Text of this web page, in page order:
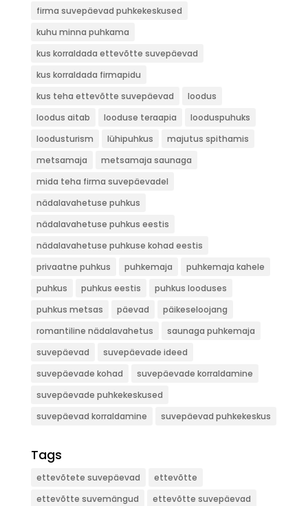
firma suvepäevad puhkekeskused
kuhu minna puhkama
kus korraldada ettevõtte suvepäevad
kus korraldada firmapidu
kus teha ettevõtte suvepäevad
loodus
loodus aitab
looduse teraapia
looduspuhuks
loodusturism
lühipuhkus
majutus spithamis
metsamaja
metsamaja saunaga
mida teha firma suvepäevadel
nädalavahetuse puhkus
nädalavahetuse puhkus eestis
nädalavahetuse puhkuse kohad eestis
privaatne puhkus
puhkemaja
puhkemaja kahele
puhkus
puhkus eestis
puhkus looduses
puhkus metsas
päevad
päikeseloojang
romantiline nädalavahetus
saunaga puhkemaja
suvepäevad
suvepäevade ideed
suvepäevade kohad
suvepäevade korraldamine
suvepäevade puhkekeskused
suvepäevad korraldamine
suvepäevad puhkekeskus
Tags
ettevõtete suvepäevad
ettevõtte
ettevõtte suvemängud
ettevõtte suvepäevad